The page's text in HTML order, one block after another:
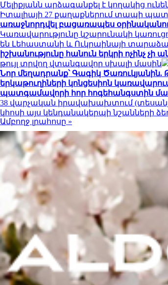
Մելիքյանն արձագանքել է կողակից
Իտալիայի 27 քաղաքներում տապի
առաջնորդվել բացառապես
Կառավարությունը կշարունակի
են Լեհաստանի և Ուկրաինայի
իշխանությունը հանուն երկրի ոչինչ չի
թույլ տրվող վտանգավոր սխալի մասին
Նոր մեղադրանք՝ Գագիկ Ծառուկյանին.
երկաթուղիների կոնցեսիոն
պատգամավորի հոր հոգեհանգստին
38 վարչական իրավախախտում
կհոսի այս կենդանակերպի նշանների
Ամբողջ լրահոսը »